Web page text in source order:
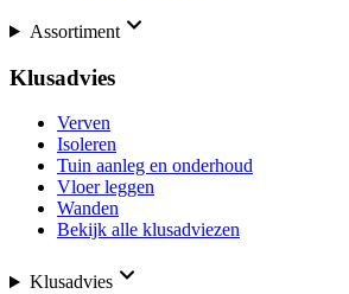
Assortiment
Klusadvies
Verven
Isoleren
Tuin aanleg en onderhoud
Vloer leggen
Wanden
Bekijk alle klusadviezen
Klusadvies